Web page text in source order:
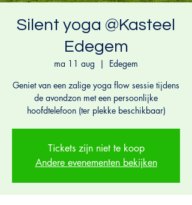
Silent yoga @Kasteel
Edegem
ma 11 aug
  |
Edegem
Geniet van een zalige yoga flow sessie tijdens
de avondzon met een persoonlijke
hoofdtelefoon (ter plekke beschikbaar)
Tickets zijn niet te koop
Andere evenementen bekijken